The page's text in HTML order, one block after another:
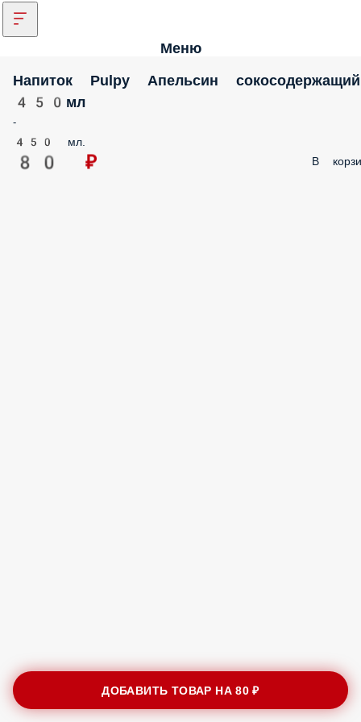
Меню
Напиток Pulpy Апельсин
450мл
-
450 мл.
80 ₽ В
ДОБАВИТЬ ТОВАР НА80 ₽